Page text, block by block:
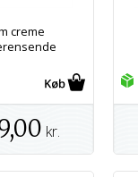
creme
kr.